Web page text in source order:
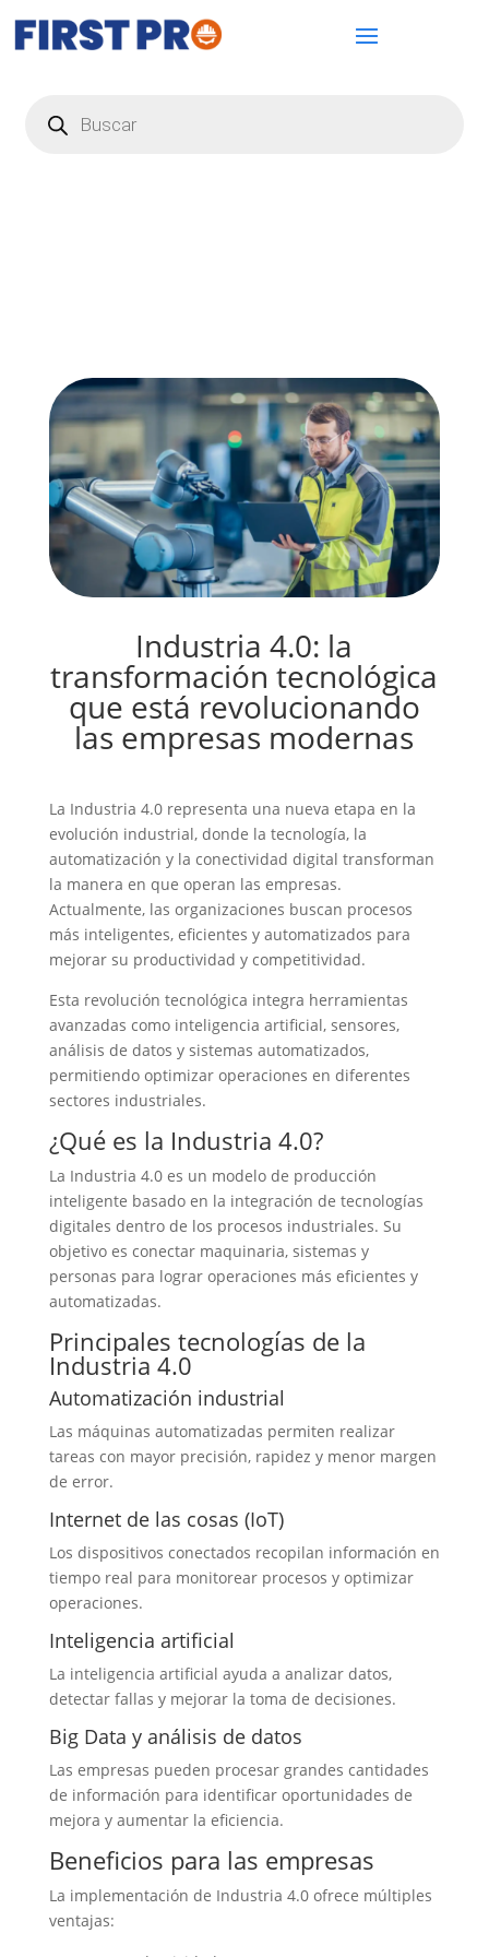
productos
Industria 4.0: la
transformación tecnológica
que está revolucionando
las empresas modernas
La Industria 4.0 representa una nueva etapa en la
evolución industrial, donde la tecnología, la
automatización y la conectividad digital transforman
la manera en que operan las empresas.
Actualmente, las organizaciones buscan procesos
más inteligentes, eficientes y automatizados para
mejorar su productividad y competitividad.
Esta revolución tecnológica integra herramientas
avanzadas como inteligencia artificial, sensores,
análisis de datos y sistemas automatizados,
permitiendo optimizar operaciones en diferentes
sectores industriales.
¿Qué es la Industria 4.0?
La Industria 4.0 es un modelo de producción
inteligente basado en la integración de tecnologías
digitales dentro de los procesos industriales. Su
objetivo es conectar maquinaria, sistemas y
personas para lograr operaciones más eficientes y
automatizadas.
Principales tecnologías de la
Industria 4.0
Automatización industrial
Las máquinas automatizadas permiten realizar
tareas con mayor precisión, rapidez y menor margen
de error.
Internet de las cosas (IoT)
Los dispositivos conectados recopilan información en
tiempo real para monitorear procesos y optimizar
operaciones.
Inteligencia artificial
La inteligencia artificial ayuda a analizar datos,
detectar fallas y mejorar la toma de decisiones.
Big Data y análisis de datos
Las empresas pueden procesar grandes cantidades
de información para identificar oportunidades de
mejora y aumentar la eficiencia.
Beneficios para las empresas
La implementación de Industria 4.0 ofrece múltiples
ventajas: